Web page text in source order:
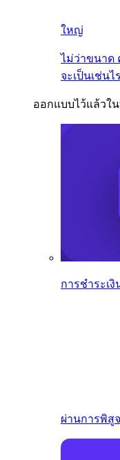
ใหญ่
ไม่ว่าขนาด
จะเป็นเช่นไร
ออกแบบไว้แล้วใ
การชำระเ
ผ่านการพิสู